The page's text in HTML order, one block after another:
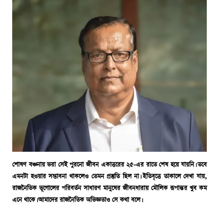
শোষণ বঞ্চনায় ভরা সেই পুরনো জীবন একাত্তরের ২৫-এর রাতে শেষ হয়ে যায়নি। তবে
এমনটা হওয়ার সম্ভাবনা থাকলেও তেমন প্রস্তুতি ছিল না। ইতিবৃত্তে তাকালে দেখা যায়,
রাজনৈতিক ভূগোলের পরিবর্তন সাধারণ মানুষের জীবনধারায় মৌলিক রূপান্তর খুব কম
এনে থাকে। আমাদের রাজনৈতিক অভিজ্ঞতাও সে কথা বলে।